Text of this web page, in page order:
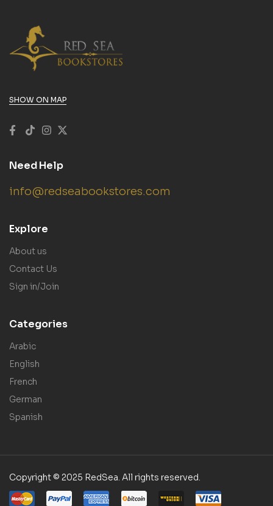
SHOW ON MAP
Need Help
info@redseabookstores.com
Explore
About us
Contact Us
Sign in/Join
Categories
Arabic
English
French
German
Spanish
Copyright © 2025 RedSea. All rights reserved.